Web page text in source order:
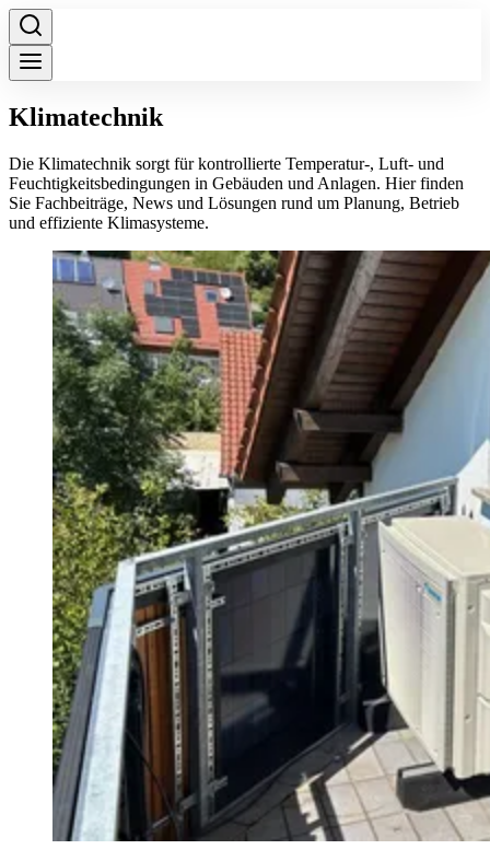
Klimatechnik
Die Klimatechnik sorgt für kontrollierte Temperatur-, Luft- und
Feuchtigkeitsbedingungen in Gebäuden und Anlagen. Hier finden
Sie Fachbeiträge, News und Lösungen rund um Planung, Betrieb
und effiziente Klimasysteme.